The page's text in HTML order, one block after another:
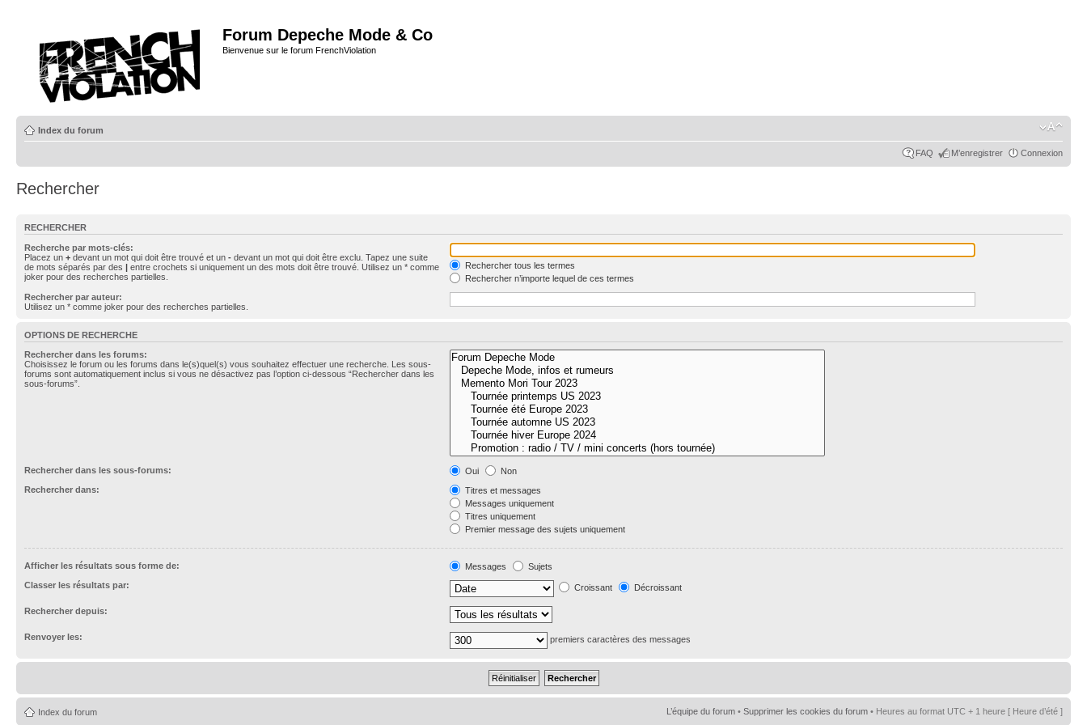
Forum Depeche Mode & Co
Bienvenue sur le forum FrenchViolation
Index du forum
FAQ M’enregistrer Connexion
Rechercher
RECHERCHER
Recherche par mots-clés:
Placez un + devant un mot qui doit être trouvé et un - devant un mot qui doit être exclu. Tapez une suite
de mots séparés par des | entre crochets si uniquement un des mots doit être trouvé. Utilisez un * comme
joker pour des recherches partielles.
Rechercher tous les termes
Rechercher n’importe lequel de ces termes
Rechercher par auteur:
Utilisez un * comme joker pour des recherches partielles.
OPTIONS DE RECHERCHE
Rechercher dans les forums:
Choisissez le forum ou les forums dans le(s)quel(s) vous souhaitez effectuer une recherche. Les sous-
forums sont automatiquement inclus si vous ne désactivez pas l’option ci-dessous “Rechercher dans les
sous-forums”.
Rechercher dans les sous-forums: Oui
Non
Rechercher dans:
Titres et messages
Messages uniquement
Titres uniquement
Premier message des sujets uniquement
Afficher les résultats sous forme de: Messages
Sujets
Classer les résultats par:
Croissant Décroissant
Rechercher depuis:
Renvoyer les: premiers caractères des messages
Index du forum L’équipe du forum • Supprimer les cookies du forum • Heures au format UTC + 1 heure [ Heure d’été ]